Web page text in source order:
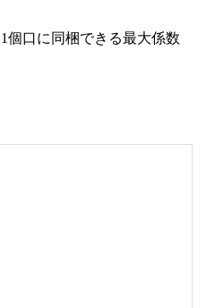
個口に同梱できる最大係数